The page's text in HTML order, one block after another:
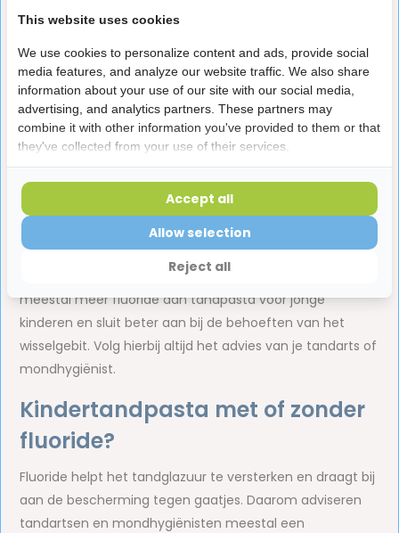
Peuter tandpasta
Voor peuters is er specialepeuter tandpastamet een
fluoridegehalte dat aansluit bij jonge kinderen. Naarmate
kinderen beter leren poetsen en uitspugen, blijft een
aangepaste tandpasta belangrijk voor een goede
bescherming van het melkgebit.
Junior tandpasta
Wanneer de eerste blijvende tanden doorkomen, kan
worden overgestapt op een junior tandpasta. Deze bevat
meestal meer fluoride dan tandpasta voor jonge
kinderen en sluit beter aan bij de behoeften van het
wisselgebit. Volg hierbij altijd het advies van je tandarts of
mondhygiënist.
Kindertandpasta met of zonder
fluoride?
Fluoride helpt het tandglazuur te versterken en draagt bij
aan de bescherming tegen gaatjes. Daarom adviseren
tandartsen en mondhygiënisten meestal een
This website uses cookies
We use cookies to personalize content and ads, provide social
media features, and analyze our website traffic. We also share
information about your use of our site with our social media,
advertising, and analytics partners. These partners may
combine it with other information you've provided to them or that
they've collected from your use of their services.
Reject all
Allow selection
Accept all